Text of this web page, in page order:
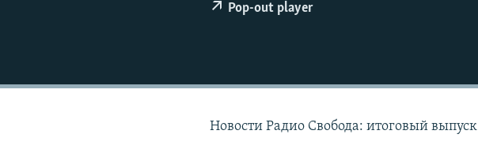
Pop-out player
Новости Радио Свобода: итоговый выпуск